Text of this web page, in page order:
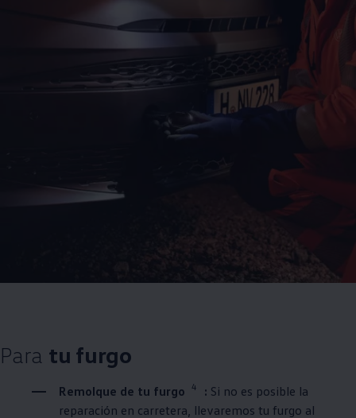
Para tu furgo
Remolque de tu furgo 4 : Si no es posible la
reparación en carretera, llevaremos tu furgo al